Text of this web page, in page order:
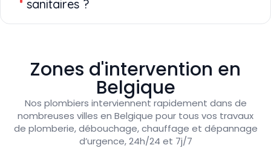
sanitaires ?
Zones d'intervention en
Belgique
Nos plombiers interviennent rapidement dans de
nombreuses villes en Belgique pour tous vos travaux
de plomberie, débouchage, chauffage et dépannage
d’urgence, 24h/24 et 7j/7